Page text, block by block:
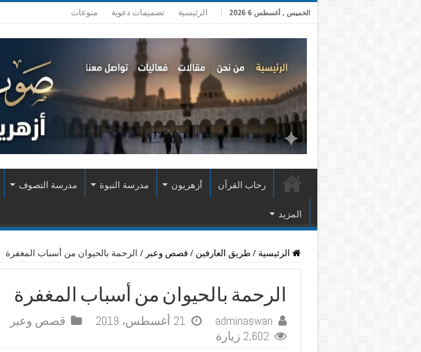
الخميس , أغسطس 6 2026 الرئيسية تصميمات دعوية منوعات
رحاب القرآن أزهريون مدرسة النبوة مدرسة التصوف
المزيد
الرئيسية / طريق العارفين / قصص وعبر / الرحمة بالحيوان من أسباب المغفرة
الرحمة بالحيوان من أسباب المغفرة
adminaswan 21 أغسطس، 2019 قصص وعبر
2,602 زيارة